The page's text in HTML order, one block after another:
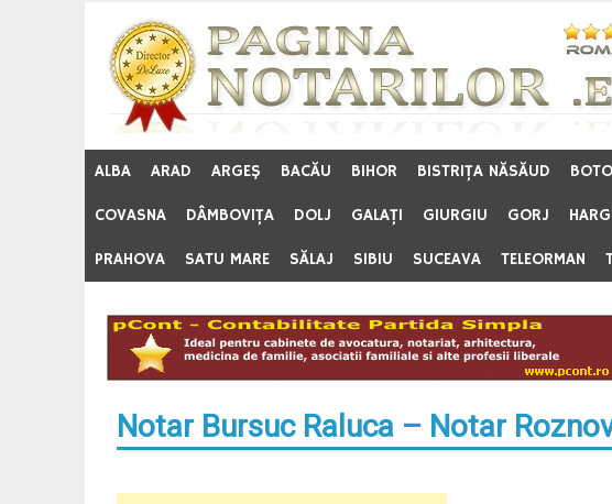
content
ALBA ARAD ARGEŞ BACĂU BIHOR BISTRIŢA NĂSĂUD
COVASNA DÂMBOVIŢA DOLJ GALAŢI GIURGIU GORJ
PRAHOVA SATU MARE SĂLAJ SIBIU SUCEAVA TELEORMAN
Notar Bursuc Raluca – Notar